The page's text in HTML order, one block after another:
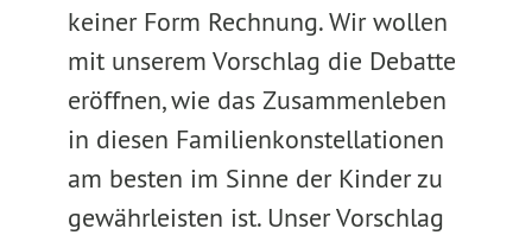
keiner Form Rechnung. Wir wollen
mit unserem Vorschlag die Debatte
eröffnen, wie das Zusammenleben
in diesen Familienkonstellationen
am besten im Sinne der Kinder zu
gewährleisten ist. Unser Vorschlag